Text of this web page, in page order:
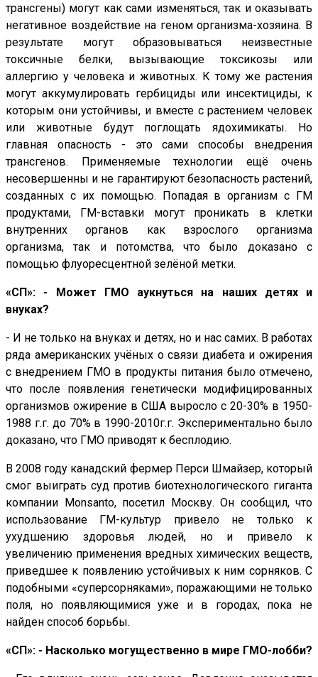
трансгены) могут как сами изменяться, так и оказывать
негативное воздействие на геном организма-хозяина. В
результате могут образовываться неизвестные
токсичные белки, вызывающие токсикозы или
аллергию у человека и животных. К тому же растения
могут аккумулировать гербициды или инсектициды, к
которым они устойчивы, и вместе с растением человек
или животные будут поглощать ядохимикаты. Но
главная опасность - это сами способы внедрения
трансгенов. Применяемые технологии ещё очень
несовершенны и не гарантируют безопасность растений,
созданных с их помощью. Попадая в организм с ГМ
продуктами, ГМ-вставки могут проникать в клетки
внутренних органов как взрослого организма
организма, так и потомства, что было доказано с
помощью флуоресцентной зелёной метки.
«СП»: - Может ГМО аукнуться на наших детях и
внуках?
- И не только на внуках и детях, но и нас самих. В работах
ряда американских учёных о связи диабета и ожирения
с внедрением ГМО в продукты питания было отмечено,
что после появления генетически модифицированных
организмов ожирение в США выросло с 20-30% в 1950-
1988 г.г. до 70% в 1990-2010г.г. Экспериментально было
доказано, что ГМО приводят к бесплодию.
В 2008 году канадский фермер Перси Шмайзер, который
смог выиграть суд против биотехнологического гиганта
компании Monsanto, посетил Москву. Он сообщил, что
использование ГМ-культур привело не только к
ухудшению здоровья людей, но и привело к
увеличению применения вредных химических веществ,
приведшее к появлению устойчивых к ним сорняков. С
подобными «суперсорняками», поражающими не только
поля, но появляющимися уже и в городах, пока не
найден способ борьбы.
«СП»: - Насколько могущественно в мире ГМО-лобби?